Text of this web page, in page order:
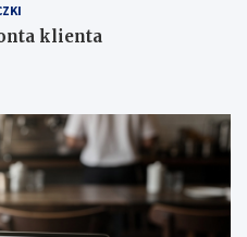
klienta